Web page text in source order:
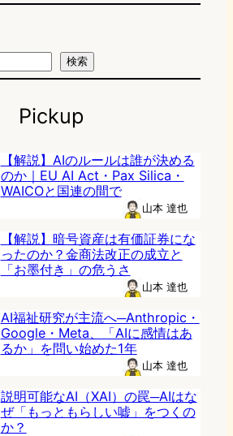
検索
Pickup
【解説】AIのルールは誰が決める
のか｜EU AI Act・Pax Silica・
WAICOと国連の間で
山本 達也
【解説】暗号資産は有価証券にな
ったのか？金商法改正の成立と
「お墨付き」の危うさ
山本 達也
AI福祉研究が主流へ─Anthropic・
Google・Meta、「AIに感情はあ
るか」を問い始めた1年
山本 達也
説明可能なAI（XAI）の罠─AIはな
ぜ「もっともらしい嘘」をつくの
か？